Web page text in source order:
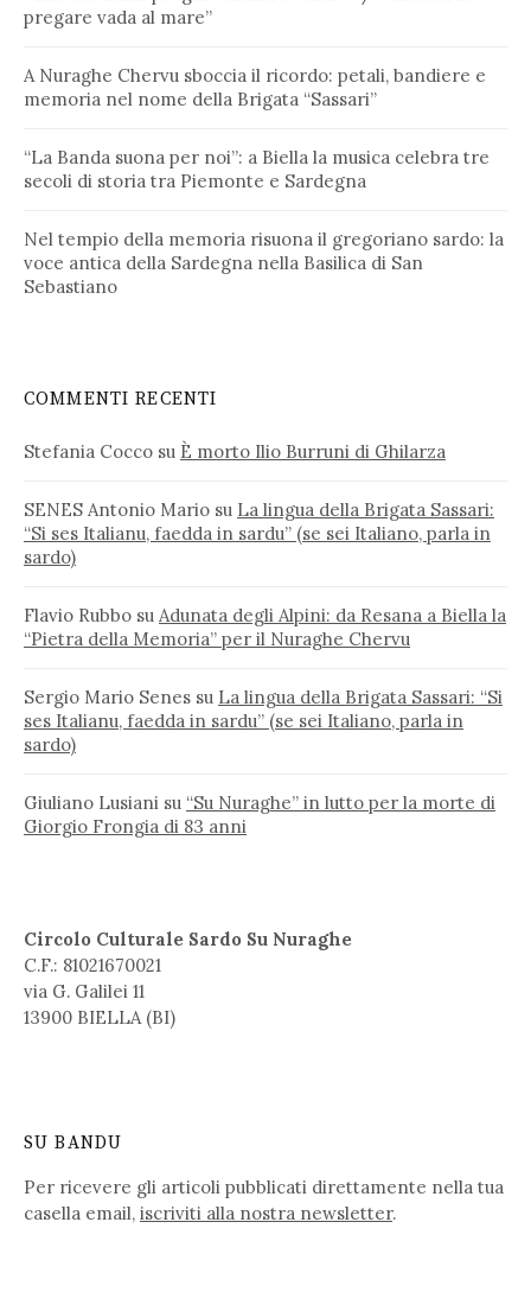
pregare vada al mare”
A Nuraghe Chervu sboccia il ricordo: petali, bandiere e
memoria nel nome della Brigata “Sassari”
“La Banda suona per noi”: a Biella la musica celebra tre
secoli di storia tra Piemonte e Sardegna
Nel tempio della memoria risuona il gregoriano sardo: la
voce antica della Sardegna nella Basilica di San
Sebastiano
COMMENTI RECENTI
Stefania Cocco su È morto Ilio Burruni di Ghilarza
SENES Antonio Mario su La lingua della Brigata Sassari:
“Si ses Italianu, faedda in sardu” (se sei Italiano, parla in
sardo)
Flavio Rubbo su Adunata degli Alpini: da Resana a Biella la
“Pietra della Memoria” per il Nuraghe Chervu
Sergio Mario Senes su La lingua della Brigata Sassari: “Si
ses Italianu, faedda in sardu” (se sei Italiano, parla in
sardo)
Giuliano Lusiani su “Su Nuraghe” in lutto per la morte di
Giorgio Frongia di 83 anni
Circolo Culturale Sardo Su Nuraghe
C.F.: 81021670021
via G. Galilei 11
13900 BIELLA (BI)
SU BANDU
Per ricevere gli articoli pubblicati direttamente nella tua
casella email, iscriviti alla nostra newsletter.